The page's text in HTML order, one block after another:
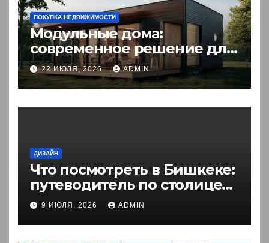
ПОКУПКА НЕДВИЖИМОСТИ
Модульные дома:
современное решение для
комфортного житья
22 ИЮЛЯ, 2026 ADMIN
ДИЗАЙН
Что посмотреть в Бишкеке:
путеводитель по столице
Кыргызстана
9 ИЮЛЯ, 2026 ADMIN